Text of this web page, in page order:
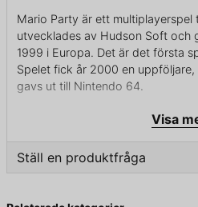
Mario Party är ett
utvecklades av Hudson Soft och
1999 i Europa. Det är det första
Spelet fick år 2000 en
gavs ut till Nintendo 64.
Mario Party går ut på att ta sig
alltid med fyra personer – är
karaktärerna datorstyrda.
vilket spelbräde de vill spela på,
Visa
Ställ en produktfråga
Fråga oss något om denna